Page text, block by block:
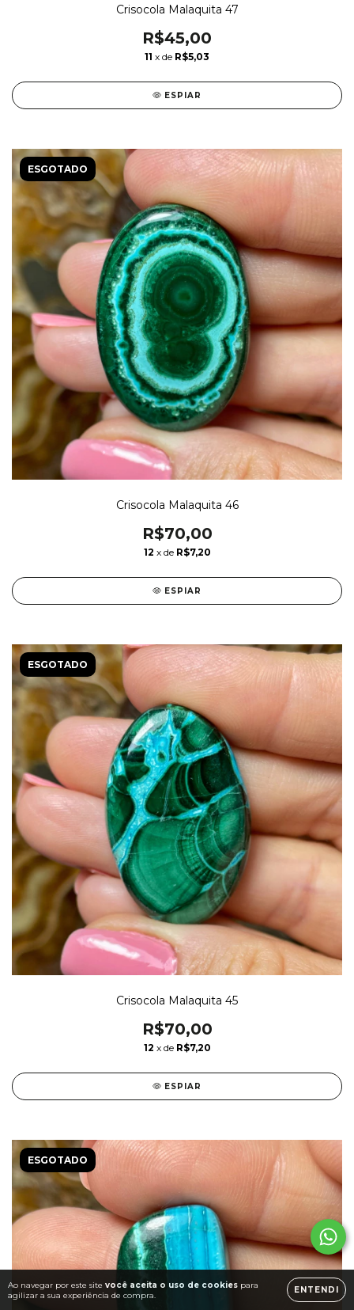
Ao navegar por este site você aceita o uso de cookies para
agilizar a sua experiência de compra.
ENTENDI
Crisocola Malaquita 47
R$45,00
11 x de R$5,03
ESPIAR
ESGOTADO
Crisocola Malaquita 46
R$70,00
12 x de R$7,20
ESPIAR
ESGOTADO
Crisocola Malaquita 45
R$70,00
12 x de R$7,20
ESPIAR
ESGOTADO